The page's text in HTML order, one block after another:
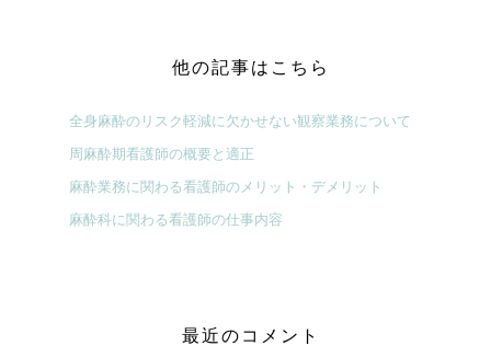
他の記事はこちら
全身麻酔のリスク軽減に欠かせない観察業務について
周麻酔期看護師の概要と適正
麻酔業務に関わる看護師のメリット・デメリット
麻酔科に関わる看護師の仕事内容
最近のコメント